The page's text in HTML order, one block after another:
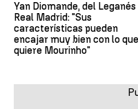
Yan Diomande, del Leganés
Real Madrid: "Sus
características pueden
encajar muy bien con lo que
quiere Mourinho"